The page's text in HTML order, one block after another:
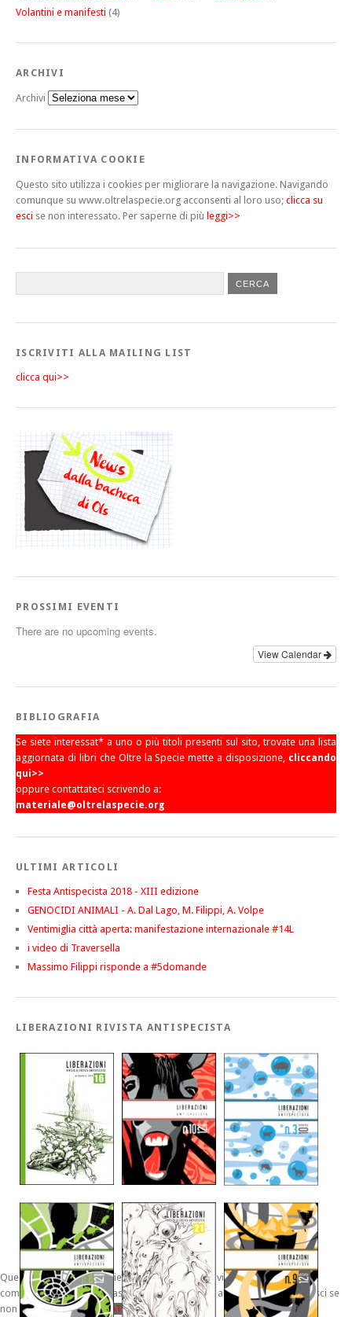
Volantini e manifesti (4)
ARCHIVI
Archivi
INFORMATIVA COOKIE
Questo sito utilizza i cookies per migliorare la navigazione. Navigando
comunque su www.oltrelaspecie.org acconsenti al loro uso; clicca su
esci se non interessato. Per saperne di più leggi>>
Questo sito utilizza i cookies per migliorare la navigazione. Navigando
comunque su www.oltrelaspecie.org acconsenti al loro uso; clicca su esci se
non interessato.INFORMATIVAESCI
ISCRIVITI ALLA MAILING LIST
clicca qui>>
PROSSIMI EVENTI
There are no upcoming events.
View Calendar
BIBLIOGRAFIA
Se siete interessat* a uno o più titoli presenti sul sito, trovate una lista
aggiornata di libri che Oltre la Specie mette a disposizione, cliccando
qui>>
oppure contattateci scrivendo a:
materiale@oltrelaspecie.org
ULTIMI ARTICOLI
Festa Antispecista 2018 - XIII edizione
GENOCIDI ANIMALI - A. Dal Lago, M. Filippi, A. Volpe
Ventimiglia città aperta: manifestazione internazionale #14L
i video di Traversella
Massimo Filippi risponde a #5domande
LIBERAZIONI RIVISTA ANTISPECISTA